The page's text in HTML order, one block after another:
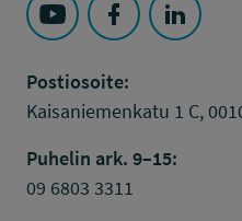
SeuraaSeuraaSeuraa
Postiosoite:
Kaisaniemenkatu 1 C,
Puhelin ark. 9–15:
09 6803 3311